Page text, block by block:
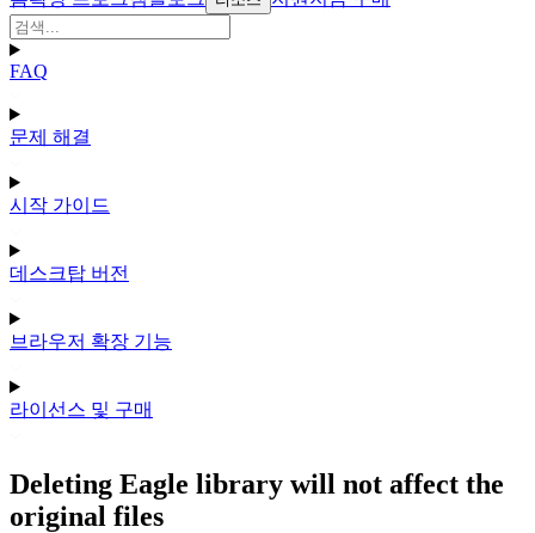
FAQ
문제 해결
시작 가이드
데스크탑 버전
브라우저 확장 기능
라이선스 및 구매
Deleting Eagle library will not affect the
original files